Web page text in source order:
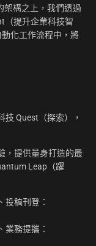
架構之上，我們透過
（提升企業科技智
化工作流程中，將
Quest（探索），
，提供量身打造的最
Leap（躍
投稿刊登：
業務提攜：